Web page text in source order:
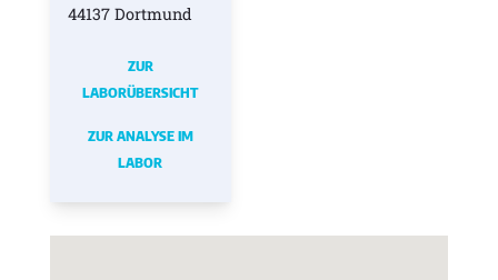
44137 Dortmund
ZUR
LABORÜBERSICHT
ZUR ANALYSE IM
LABOR